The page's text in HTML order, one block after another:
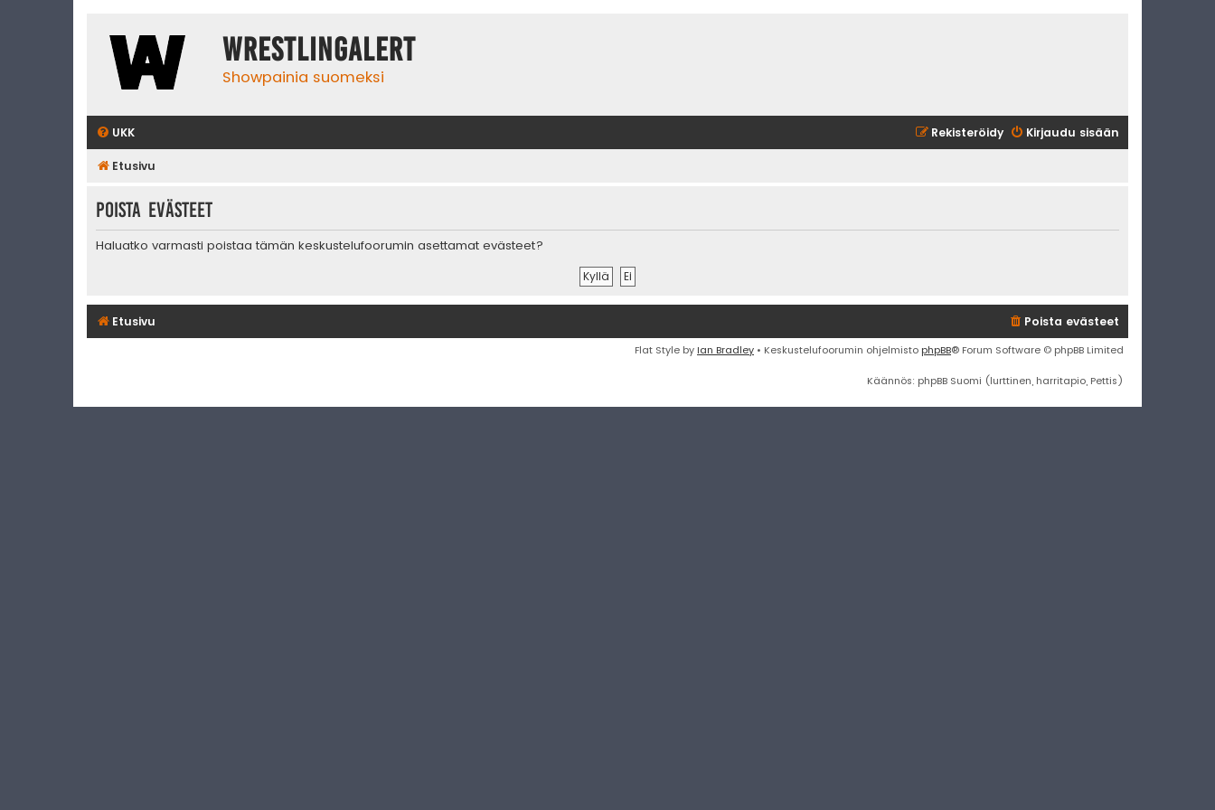
WrestlingAlert
Showpainia suomeksi
UKK Kirjaudu sisään
Rekisteröidy
Etusivu
Poista evästeet
Haluatko varmasti poistaa tämän keskustelufoorumin asettamat evästeet?
Etusivu Poista evästeet
Flat Style by Ian Bradley • Keskustelufoorumin ohjelmisto phpBB® Forum Software © phpBB Limited
Käännös: phpBB Suomi (lurttinen, harritapio, Pettis)